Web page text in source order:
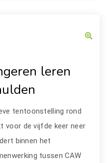
leren
tentoonstelling rond
voor de vijfde keer neer
binnen het
tussen CAW